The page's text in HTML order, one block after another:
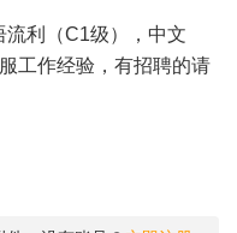
利（C1级），中文
工作经验，有招聘的请